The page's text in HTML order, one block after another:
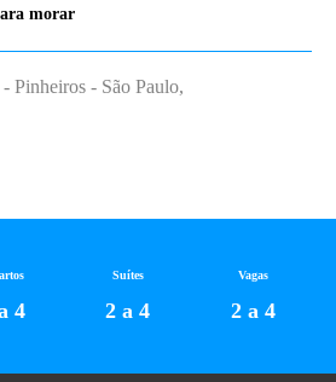
4
Suítes
2 a 4
Vagas
2 a 4
morar
Pinheiros - São Paulo,